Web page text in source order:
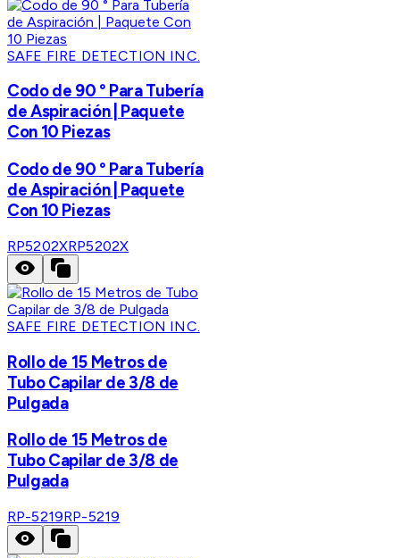
SAFE FIRE DETECTION INC.
Codo de 90 ° Para Tubería
de Aspiración | Paquete
Con 10 Piezas
Codo de 90 ° Para Tubería
de Aspiración | Paquete
Con 10 Piezas
RP5202XRP5202X
SAFE FIRE DETECTION INC.
Rollo de 15 Metros de
Tubo Capilar de 3/8 de
Pulgada
Rollo de 15 Metros de
Tubo Capilar de 3/8 de
Pulgada
RP-5219RP-5219